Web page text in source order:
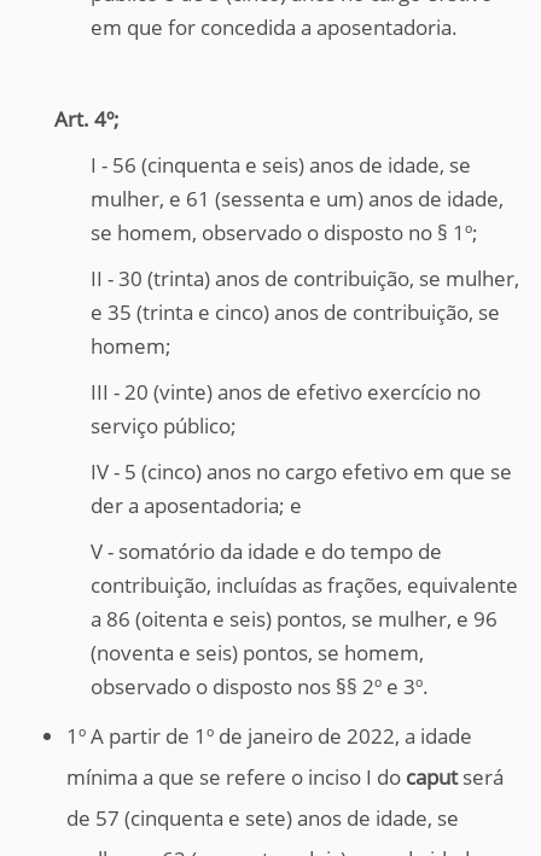
em que for concedida a aposentadoria.
Art. 4º;
I - 56 (cinquenta e seis) anos de idade, se
mulher, e 61 (sessenta e um) anos de idade,
se homem, observado o disposto no § 1º;
II - 30 (trinta) anos de contribuição, se mulher,
e 35 (trinta e cinco) anos de contribuição, se
homem;
III - 20 (vinte) anos de efetivo exercício no
serviço público;
IV - 5 (cinco) anos no cargo efetivo em que se
der a aposentadoria; e
V - somatório da idade e do tempo de
contribuição, incluídas as frações, equivalente
a 86 (oitenta e seis) pontos, se mulher, e 96
(noventa e seis) pontos, se homem,
observado o disposto nos §§ 2º e 3º.
1º A partir de 1º de janeiro de 2022, a idade
mínima a que se refere o inciso I do caputserá
de 57 (cinquenta e sete) anos de idade, se